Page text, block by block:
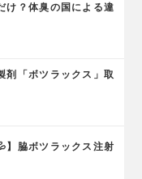
け？体臭の国による違
剤「ボツラックス」取
】脇ボツラックス注射